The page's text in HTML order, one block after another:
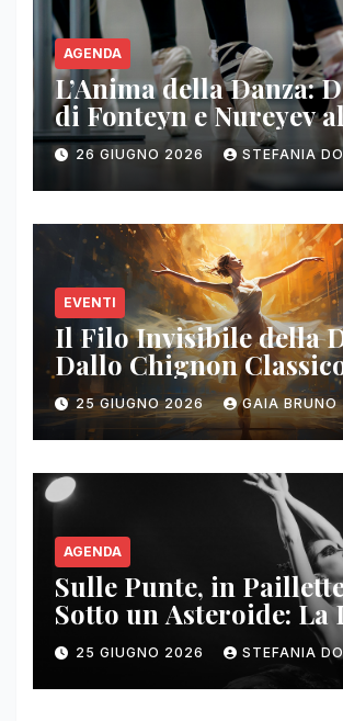
AGENDA
L’Anima della Danza:
di Fonteyn e Nureyev
Sinergie Rock
26 GIUGNO 2026 STEFANIA
EVENTI
Il Filo Invisibile della
Dallo Chignon
Nuove Tradizioni sul
Palcoscenico
25 GIUGNO 2026 GAIA BRUNO
AGENDA
Sulle Punte, in
Sotto un Asteroide: La
Come Ecosistema in
25 GIUGNO 2026 STEFANIA